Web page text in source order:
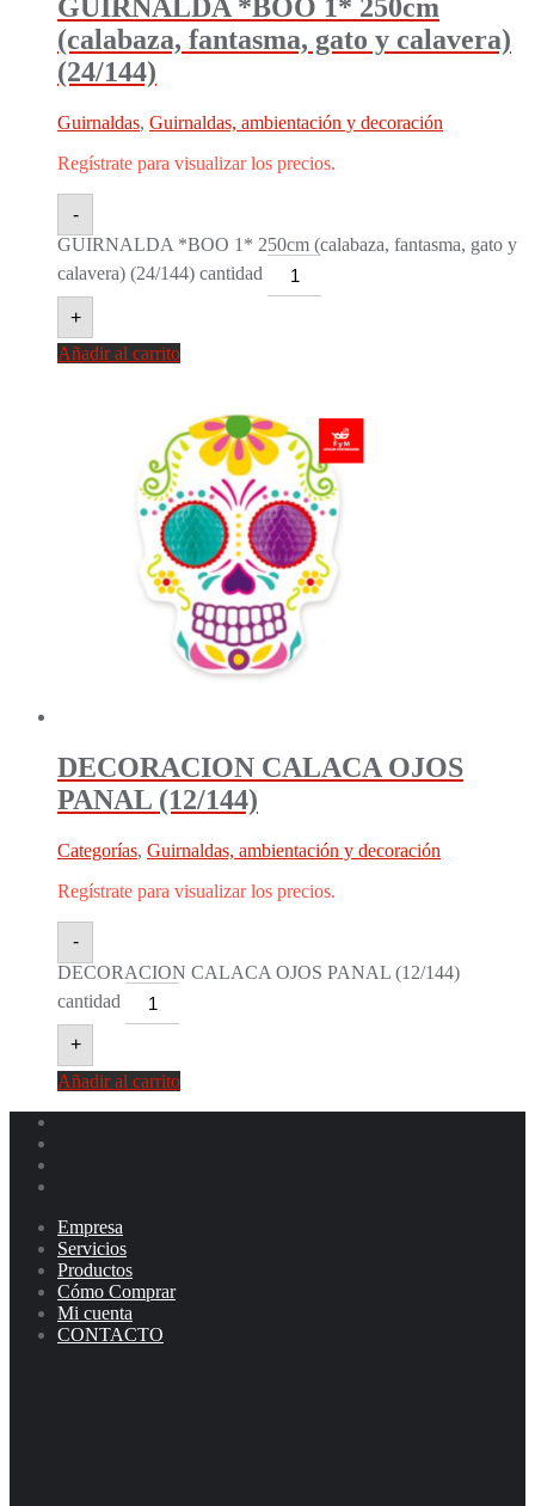
GUIRNALDA *BOO 1* 250cm
(calabaza, fantasma, gato y calavera)
(24/144)
Guirnaldas, Guirnaldas, ambientación y decoración
Regístrate para visualizar los precios.
-
GUIRNALDA *BOO 1* 250cm (calabaza, fantasma, gato y
calavera) (24/144) cantidad
+
Añadir al carrito
DECORACION CALACA OJOS
PANAL (12/144)
Categorías, Guirnaldas, ambientación y decoración
Regístrate para visualizar los precios.
-
DECORACION CALACA OJOS PANAL (12/144)
cantidad
+
Añadir al carrito
Empresa
Servicios
Productos
Cómo Comprar
Mi cuenta
CONTACTO